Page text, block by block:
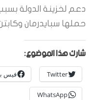
دعم لخزينة الدولة
حملها سبايدرمان وكابتن
شارك هذا الموضوع:
Twitter فيس
WhatsApp